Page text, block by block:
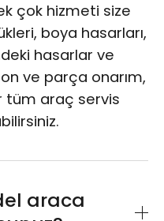
çok hizmeti size
boya hasarları,
hasarlar ve
ve parça onarım,
tüm araç servis
araca